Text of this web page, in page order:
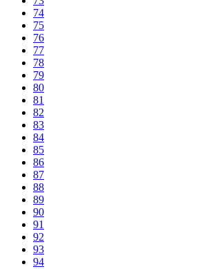
74
75
76
77
78
79
80
81
82
83
84
85
86
87
88
89
90
91
92
93
94